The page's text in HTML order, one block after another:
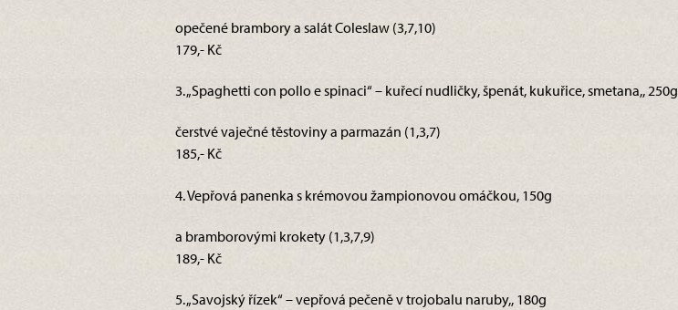
opečené brambory a salát Coleslaw (3,7,10)
179,- Kč
3. „Spaghetti con pollo e spinaci“ – kuřecí nudličky, špenát, kukuřice, smetana,, 250g
čerstvé vaječné těstoviny a parmazán (1,3,7)
185,- Kč
4. Vepřová panenka s krémovou žampionovou omáčkou, 150g
a bramborovými krokety (1,3,7,9)
189,- Kč
5. „Savojský řízek“ – vepřová pečeně v trojobalu naruby,, 180g